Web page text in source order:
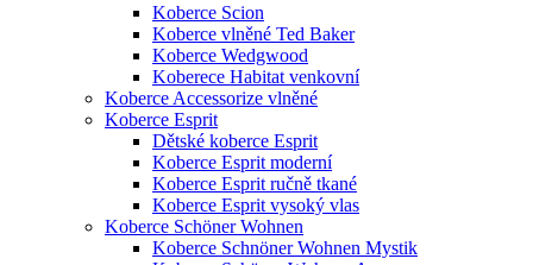
Koberce Scion
Koberce vlněné Ted Baker
Koberce Wedgwood
Koberece Habitat venkovní
Koberce Accessorize vlněné
Koberce Esprit
Dětské koberce Esprit
Koberce Esprit moderní
Koberce Esprit ručně tkané
Koberce Esprit vysoký vlas
Koberce Schöner Wohnen
Koberce Schnöner Wohnen Mystik